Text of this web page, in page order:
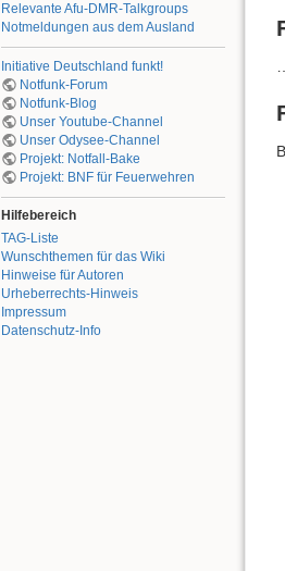
Relevante Afu-DMR-Talkgroups
Notmeldungen aus dem Ausland
Initiative Deutschland funkt!
Notfunk-Forum
Notfunk-Blog
Unser Youtube-Channel
Unser Odysee-Channel
Projekt: Notfall-Bake
Projekt: BNF für Feuerwehren
Hilfebereich
TAG-Liste
Wunschthemen für das Wiki
Hinweise für Autoren
Urheberrechts-Hinweis
Impressum
Datenschutz-Info